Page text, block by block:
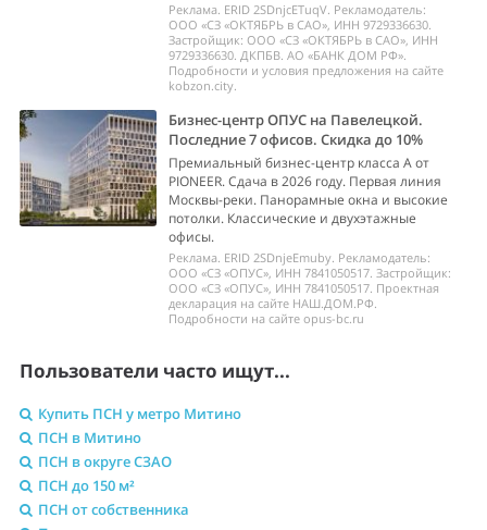
Реклама. ERID 2SDnjcETuqV. Рекламодатель:
ООО «СЗ «ОКТЯБРЬ в САО», ИНН 9729336630.
Застройщик: ООО «СЗ «ОКТЯБРЬ в САО», ИНН
9729336630. ДКПБВ. АО «БАНК ДОМ РФ».
Подробности и условия предложения на сайте
kobzon.city.
Бизнес-центр ОПУС на Павелецкой.
Последние 7 офисов. Скидка до 10%
Премиальный бизнес-центр класса А от
PIONEER. Сдача в 2026 году. Первая линия
Москвы-реки. Панорамные окна и высокие
потолки. Классические и двухэтажные
офисы.
Реклама. ERID 2SDnjeEmuby. Рекламодатель:
ООО «СЗ «ОПУС», ИНН 7841050517. Застройщик:
ООО «СЗ «ОПУС», ИНН 7841050517. Проектная
декларация на сайте НАШ.ДОМ.РФ.
Подробности на сайте opus-bc.ru
Пользователи часто ищут...
Купить ПСН у метро Митино
ПСН в Митино
ПСН в округе СЗАО
ПСН до 150 м²
ПСН от собственника